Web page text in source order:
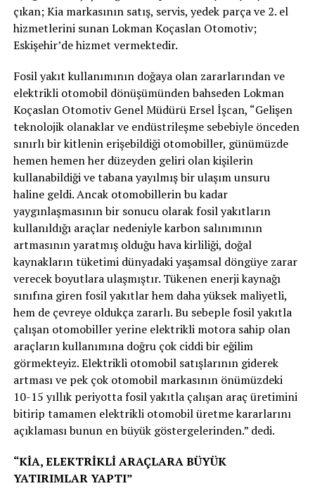
çıkan; Kia markasının satış, servis, yedek parça ve 2. el
hizmetlerini sunan Lokman Koçaslan Otomotiv;
Eskişehir’de hizmet vermektedir.
Fosil yakıt kullanımının doğaya olan zararlarından ve
elektrikli otomobil dönüşümünden bahseden Lokman
Koçaslan Otomotiv Genel Müdürü Ersel İşcan, “Gelişen
teknolojik olanaklar ve endüstrileşme sebebiyle önceden
sınırlı bir kitlenin erişebildiği otomobiller, günümüzde
hemen hemen her düzeyden geliri olan kişilerin
kullanabildiği ve tabana yayılmış bir ulaşım unsuru
haline geldi. Ancak otomobillerin bu kadar
yaygınlaşmasının bir sonucu olarak fosil yakıtların
kullanıldığı araçlar nedeniyle karbon salınımının
artmasının yaratmış olduğu hava kirliliği, doğal
kaynakların tüketimi dünyadaki yaşamsal döngüye zarar
verecek boyutlara ulaşmıştır. Tükenen enerji kaynağı
sınıfına giren fosil yakıtlar hem daha yüksek maliyetli,
hem de çevreye oldukça zararlı. Bu sebeple fosil yakıtla
çalışan otomobiller yerine elektrikli motora sahip olan
araçların kullanımına doğru çok ciddi bir eğilim
görmekteyiz. Elektrikli otomobil satışlarının giderek
artması ve pek çok otomobil markasının önümüzdeki
10-15 yıllık periyotta fosil yakıtla çalışan araç üretimini
bitirip tamamen elektrikli otomobil üretme kararlarını
açıklaması bunun en büyük göstergelerinden.” dedi.
“KİA, ELEKTRİKLİ ARAÇLARA BÜYÜK
YATIRIMLAR YAPTI”